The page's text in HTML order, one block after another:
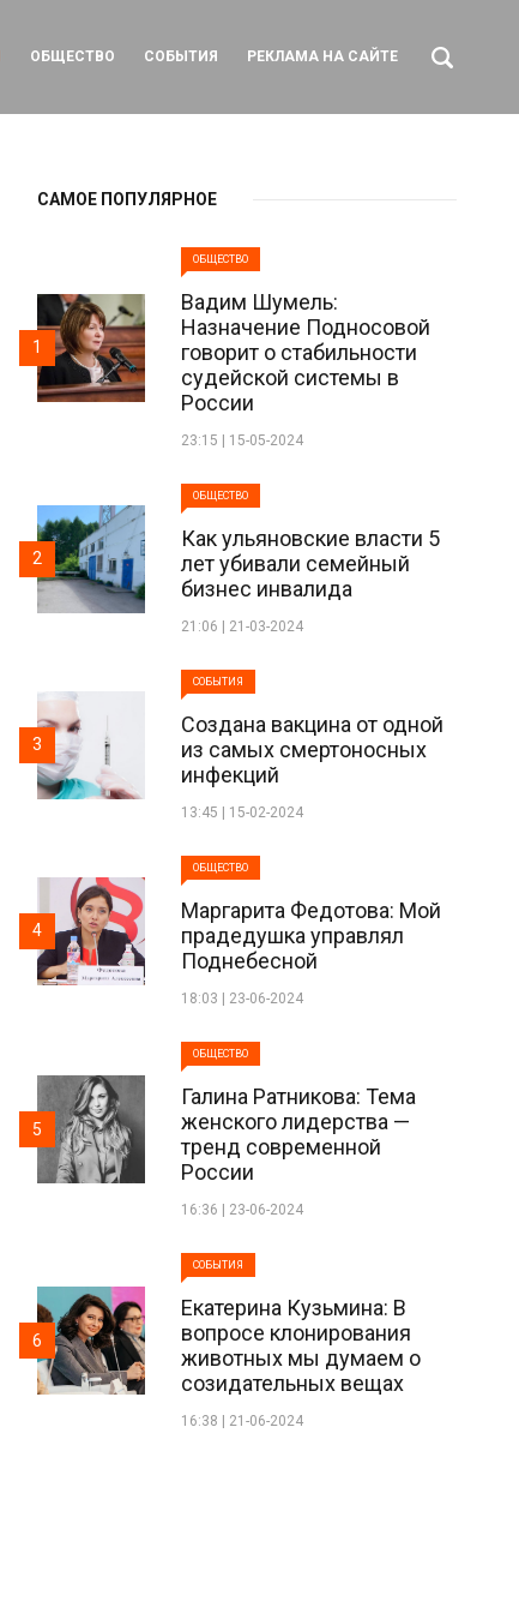
ОБЩЕСТВО СОБЫТИЯ РЕКЛАМА НА САЙТЕ
САМОЕ ПОПУЛЯРНОЕ
ОБЩЕСТВО
Вадим Шумель:
Назначение Подносовой
говорит о стабильности
судейской системы в
России
23:15 | 15-05-2024
1
ОБЩЕСТВО
Как ульяновские власти 5
лет убивали семейный
бизнес инвалида
21:06 | 21-03-2024
2
СОБЫТИЯ
Создана вакцина от одной
из самых смертоносных
инфекций
13:45 | 15-02-2024
3
ОБЩЕСТВО
Маргарита Федотова: Мой
прадедушка управлял
Поднебесной
18:03 | 23-06-2024
4
ОБЩЕСТВО
Галина Ратникова: Тема
женского лидерства —
тренд современной
России
16:36 | 23-06-2024
5
СОБЫТИЯ
Екатерина Кузьмина: В
вопросе клонирования
животных мы думаем о
созидательных вещах
16:38 | 21-06-2024
6